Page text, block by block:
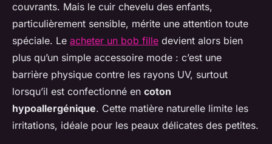
couvrants. Mais le cuir chevelu des enfants,
particulièrement sensible, mérite une attention toute
spéciale. Le acheter un bob fille devient alors bien
plus qu’un simple accessoire mode : c’est une
barrière physique contre les rayons UV, surtout
lorsqu’il est confectionné en coton
hypoallergénique. Cette matière naturelle limite les
irritations, idéale pour les peaux délicates des petites.